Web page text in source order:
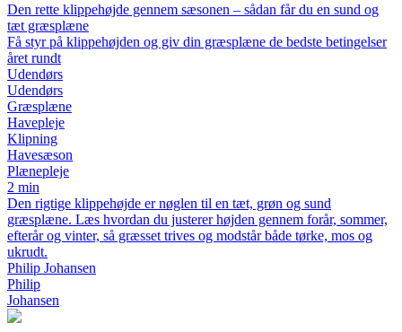
Den rette klippehøjde gennem sæsonen – sådan får du en sund og
tæt græsplæne
Få styr på klippehøjden og giv din græsplæne de bedste betingelser
året rundt
Udendørs
Udendørs
Græsplæne
Havepleje
Klipning
Havesæson
Plænepleje
2 min
Den rigtige klippehøjde er nøglen til en tæt, grøn og sund
græsplæne. Læs hvordan du justerer højden gennem forår, sommer,
efterår og vinter, så græsset trives og modstår både tørke, mos og
ukrudt.
Philip Johansen
Philip
Johansen